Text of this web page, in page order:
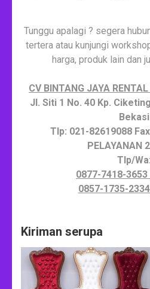
Tunggu apalagi ? segera
tertera atau kunjungi
harga, produk lain dan
CV BINTANG JAYA
Jl. Siti 1 No. 40 Kp.
Bekasi
Tlp: 021-82619088
PELAYANAN
Tlp/Wa:
0877-7418-
0857-1735-
Kiriman serupa